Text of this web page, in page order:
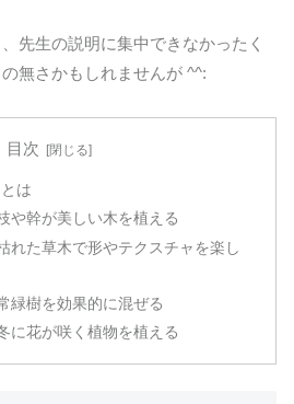
先生の説明に集中できなかったく
無さかもしれませんが ^^:
目次
は
幹が美しい木を植える
た草木で形やテクスチャを楽し
樹を効果的に混ぜる
花が咲く植物を植える